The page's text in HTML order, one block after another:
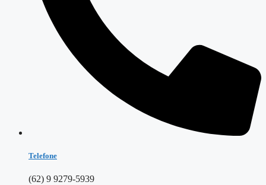
Telefone
(62) 9 9279-5939